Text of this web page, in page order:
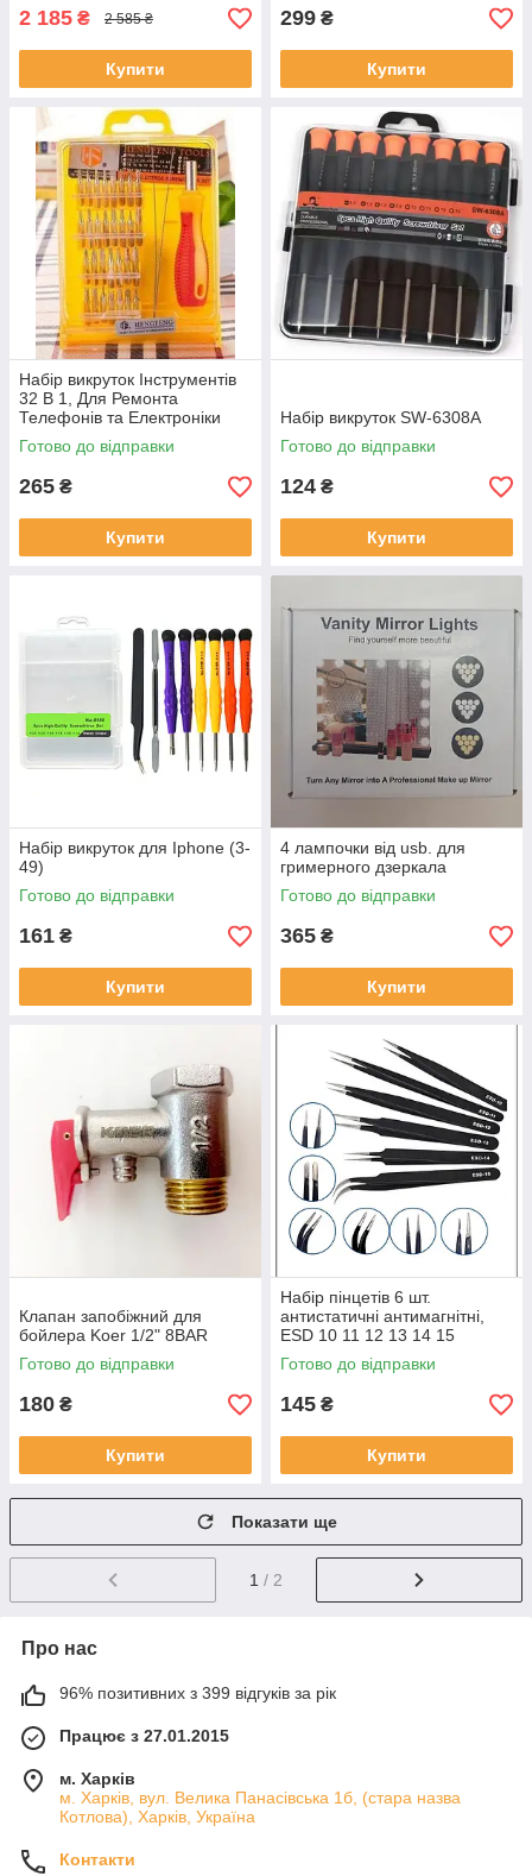
2 185 ₴ 2 585 ₴
Купити
299 ₴
Купити
Набір викруток Інструментів
32 В 1, Для Ремонта
Телефонів та Електроніки
Готово до відправки
265 ₴
Купити
Набір викруток SW-6308A
Готово до відправки
124 ₴
Купити
Набір викруток для Iphone (3-
49)
Готово до відправки
161 ₴
Купити
4 лампочки від usb. для
гримерного дзеркала
Готово до відправки
365 ₴
Купити
Клапан запобіжний для
бойлера Koer 1/2" 8BAR
Готово до відправки
180 ₴
Купити
Набір пінцетів 6 шт.
антистатичні антимагнітні,
ESD 10 11 12 13 14 15
Готово до відправки
145 ₴
Купити
Показати ще
1 / 2
Про нас
96% позитивних з 399 відгуків за рік
Працює з 27.01.2015
м. Харків
м. Харків, вул. Велика Панасівська 1б, (стара назва
Котлова), Харків, Україна
Контакти